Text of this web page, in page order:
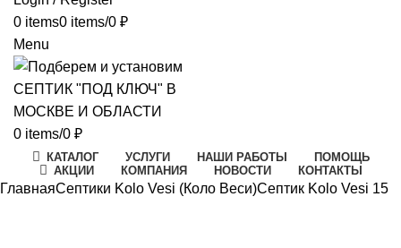
0 items0 items/0 ₽
Menu
0 items/0 ₽
КАТАЛОГ УСЛУГИ НАШИ РАБОТЫ
ПОМОЩЬ
АКЦИИ
КОМПАНИЯ НОВОСТИ КОНТАКТЫ
ГлавнаяСептики Kolo Vesi (Коло Веси)Септик Kolo Vesi 15